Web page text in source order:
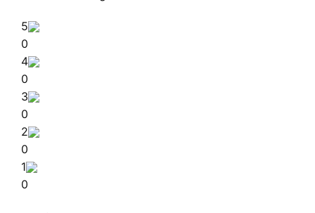
5
0
4
0
3
0
2
0
1
0